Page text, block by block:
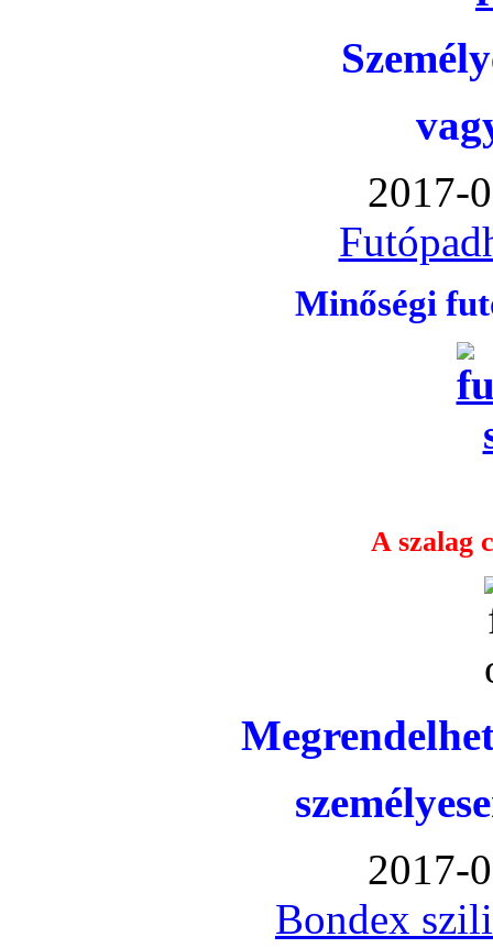
2017-
Minőségi
A szalag
2017-
Bondex